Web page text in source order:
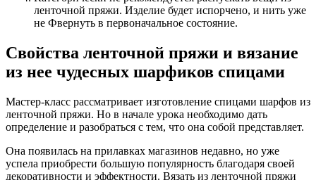
ленточной пряжи. Изделие будет испорчено, и нить уже
не Фвернуть в первоначальное состояние.
Свойства ленточной пряжи и вязание
из нее чудесных шарфиков спицами
Мастер-класс рассматривает изготовление спицами шарфов из
ленточной пряжи. Но в начале урока необходимо дать
определение и разобраться с тем, что она собой представляет.
Она появилась на прилавках магазинов недавно, но уже
успела приобрести большую популярность благодаря своей
декоративности и эффектности. Вязать из ленточной пряжи